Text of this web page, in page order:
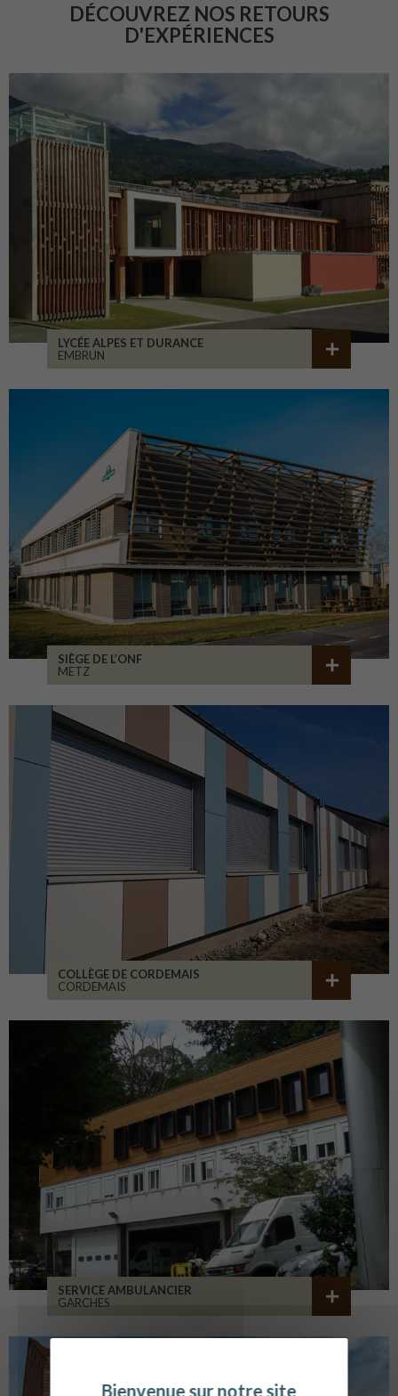
DÉCOUVREZ NOS RETOURS
D'EXPÉRIENCES
LYCÉE ALPES ET DURANCE
EMBRUN
SIÈGE DE L’ONF
METZ
COLLÈGE DE CORDEMAIS
CORDEMAIS
SERVICE AMBULANCIER
GARCHES